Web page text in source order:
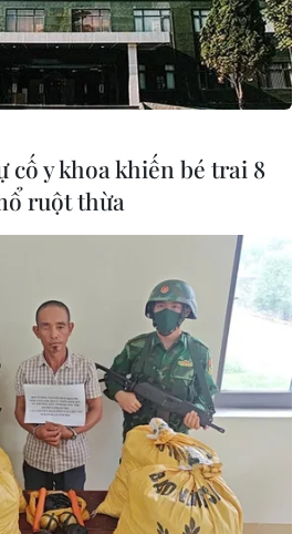
MỤC
giới chuyển
tuổi
nói Việt Nam
và đóng gói chip
cố y khoa khiến bé trai 8
ruột thừa